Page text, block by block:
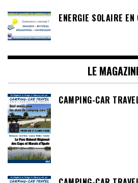
ENERGIE SOLAIRE
LE
CAMPING-CAR